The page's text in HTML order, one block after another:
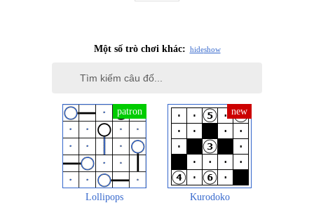
Một số trò chơi khác: hideshow
Lollipops Kurodoko